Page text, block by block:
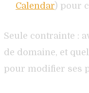
Calendar) pour
Seule contrainte :
de domaine, et
pour modifier ses